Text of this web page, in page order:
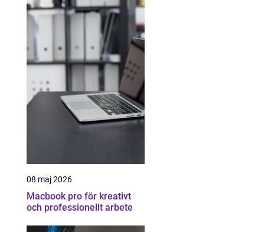
08 maj 2026
Macbook pro för kreativt
och professionellt arbete